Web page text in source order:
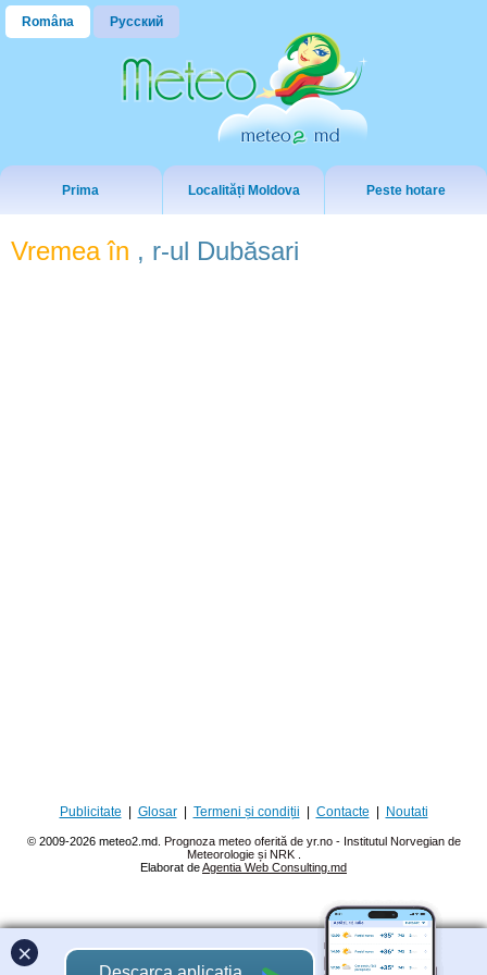
Româna Русский
Prima Localități Moldova Peste hotare
Vremea în , r-ul Dubăsari
Publicitate Glosar| Termeni și condiții Contacte Noutati
© 2009-2026 meteo2.md. Prognoza meteo oferită de yr.no - Institutul Norvegian de
Meteorologie și NRK
Elaborat deAgentia Web Consulting.md
×